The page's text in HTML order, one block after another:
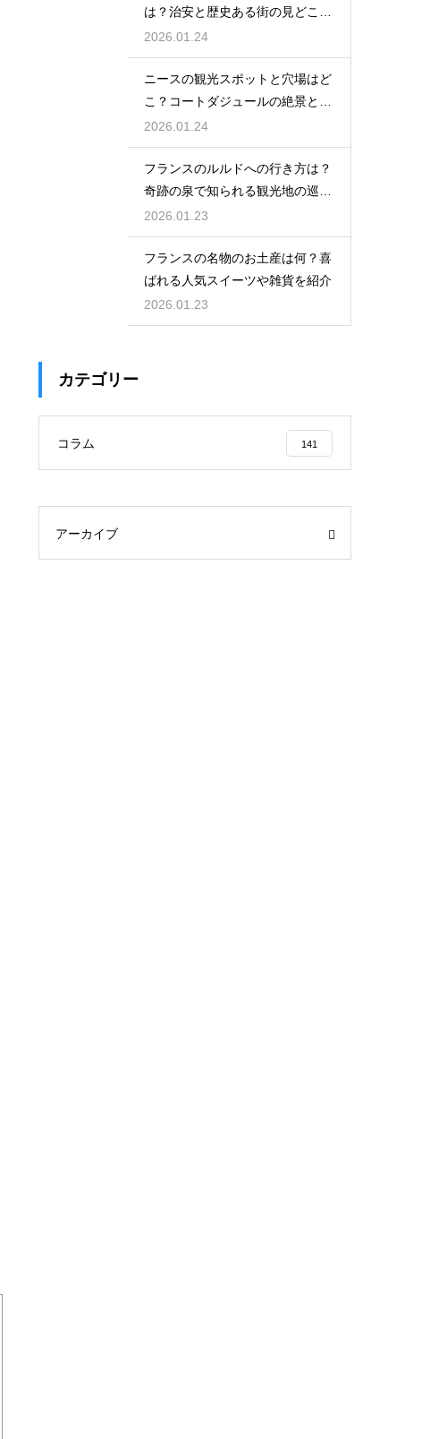
は？治安と歴史ある街の見どころ
を紹介
2026.01.24
ニースの観光スポットと穴場はど
こ？コートダジュールの絶景と隠
れスポットを紹介
2026.01.24
フランスのルルドへの行き方は？
奇跡の泉で知られる観光地の巡り
方を紹介
2026.01.23
フランスの名物のお土産は何？喜
ばれる人気スイーツや雑貨を紹介
2026.01.23
カテゴリー
コラム 141
アーカイブ